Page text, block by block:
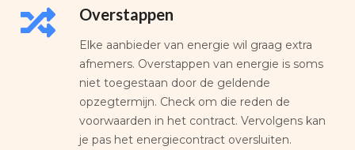
Overstappen
Elke aanbieder van energie wil graag extra
afnemers. Overstappen van energie is soms
niet toegestaan door de geldende
opzegtermijn. Check om die reden de
voorwaarden in het contract. Vervolgens kan
je pas het energiecontract oversluiten.